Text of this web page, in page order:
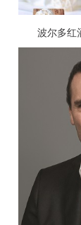
波尔多红